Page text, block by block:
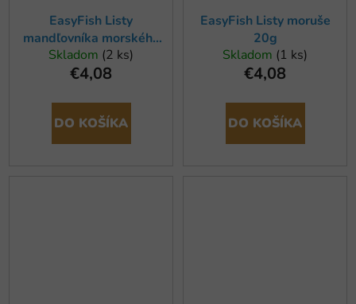
EasyFish Listy
mandľovníka morského
20g
Skladom (2 ks)
€4,08
DO KOŠÍKA
EasyFish Listy moruše
20g
Skladom (1 ks)
€4,08
DO KOŠÍKA